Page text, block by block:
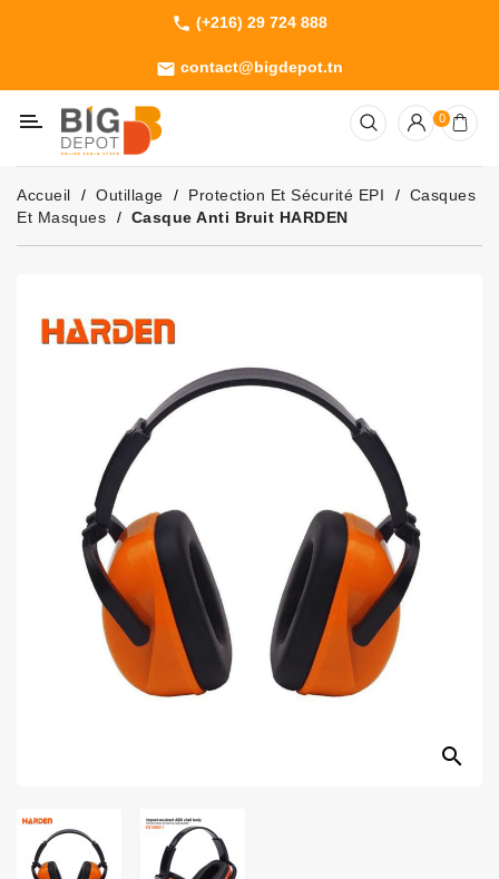
phone (+216) 29 724 888
email contact@bigdepot.tn
Machines
Outillage
Jardinage
Consommables
0
Accueil Outillage Protection Et Sécurité EPI
Casques
Et Masques
Casque Anti Bruit HARDEN
search